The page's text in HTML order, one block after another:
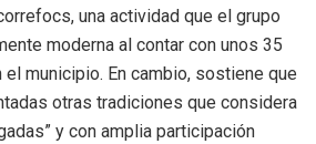
una actividad que el grupo
moderna al contar con unos 35
municipio. En cambio, sostiene que
otras tradiciones que considera
y con amplia participación